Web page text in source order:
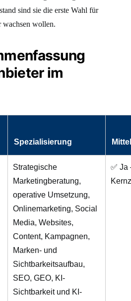
sind sie die erste Wahl für
wachsen wollen.
im
Spezialisierung
Strategische
Marketingberatung,
operative Umsetzung,
Onlinemarketing, Social
Media, Websites,
Content, Kampagnen,
Marken- und
Sichtbarkeitsaufbau,
SEO, GEO, KI-
Sichtbarkeit und KI-
✅ Ja